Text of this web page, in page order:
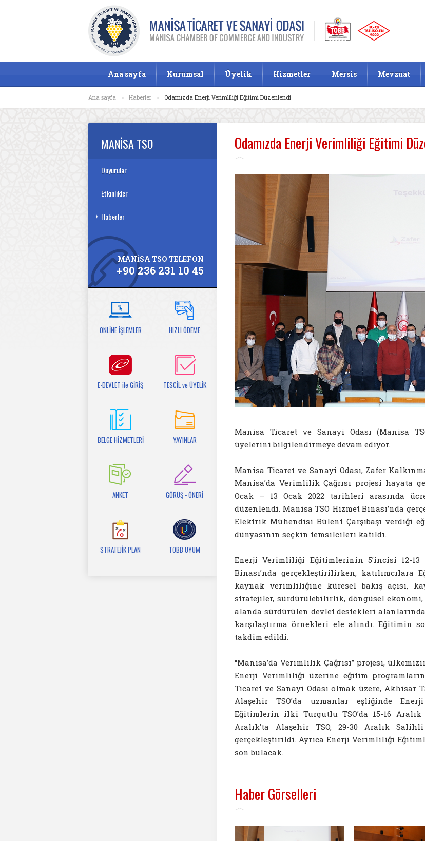
Ana sayfa Kurumsal Üyelik Hizmetler Mersis Mevzuat
Ana sayfa » Haberler » Odamızda Enerji Verimliliği Eğitimi Düzenlendi
MANİSA TSO
Duyurular
Etkinlikler
Haberler
MANİSA TSO TELEFON
+90 236 231 10 45
ONLİNE İŞLEMLER HIZLI ÖDEME
E-DEVLET ile GİRİŞ TESCİL ve ÜYELİK
BELGE HİZMETLERİ YAYINLAR
ANKET GÖRÜŞ - ÖNERİ
STRATEJİK PLAN TOBB UYUM
Odamızda Enerji Verimliliği Eğitimi
Manisa Ticaret ve Sanayi Odası (Manisa
üyelerini bilgilendirmeye devam ediyor.
Manisa Ticaret ve Sanayi Odası, Zafer
Manisa’da Verimlilik Çağrısı projesi hayata
Ocak – 13 Ocak 2022 tarihleri arasında
düzenlendi. Manisa TSO Hizmet Binası’nda
Elektrik Mühendisi Bülent Çarşıbaşı verdiği
dünyasının seçkin temsilcileri katıldı.
Enerji Verimliliği Eğitimlerinin 5’incisi 12-
Binası’nda gerçekleştirilirken,
kaynak verimliliğine küresel bakış açısı,
stratejiler, sürdürülebilirlik, döngüsel ekonomi,
alanda sürdürülen devlet destekleri
karşılaştırma örnekleri ele alındı. Eğitimin
takdim edildi.
“Manisa’da Verimlilik Çağrısı” projesi,
Enerji Verimliliği üzerine eğitim
Ticaret ve Sanayi Odası olmak üzere, Akhisar
Alaşehir TSO’da uzmanlar eşliğinde
Eğitimlerin ilki Turgutlu TSO’da 15-16
Aralık’ta Alaşehir TSO, 29-30 Aralık
gerçekleştirildi. Ayrıca Enerji Verimliliği
son bulacak.
Haber Görselleri